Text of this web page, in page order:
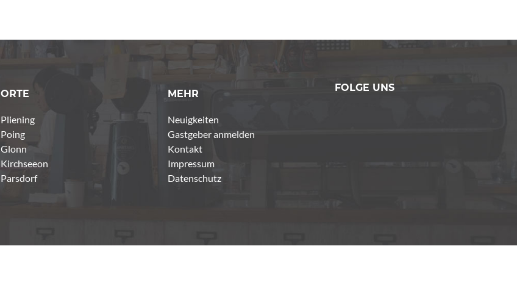
ORTE
Pliening
Poing
Glonn
Kirchseeon
Parsdorf
MEHR
Neuigkeiten
Gastgeber anmelden
Kontakt
Impressum
Datenschutz
FOLGE UNS